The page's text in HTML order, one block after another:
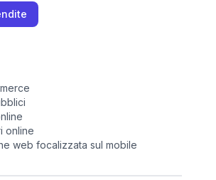
online
web focalizzata sul mobile